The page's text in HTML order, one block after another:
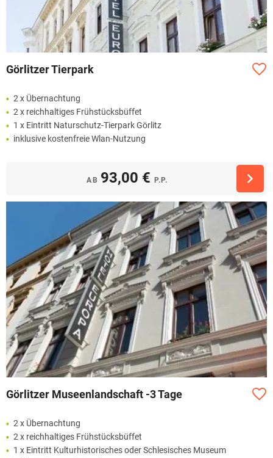
Görlitzer Tierpark
2 x Übernachtung
2 x reichhaltiges Frühstücksbüffet
1 x Eintritt Naturschutz-Tierpark Görlitz
inklusive kostenfreie Wlan-Nutzung
AB 93,00 € P.P.
Görlitzer Museenlandschaft -3 Tage
2 x Übernachtung
2 x reichhaltiges Frühstücksbüffet
1 x Eintritt Kulturhistorisches oder Schlesisches Museum